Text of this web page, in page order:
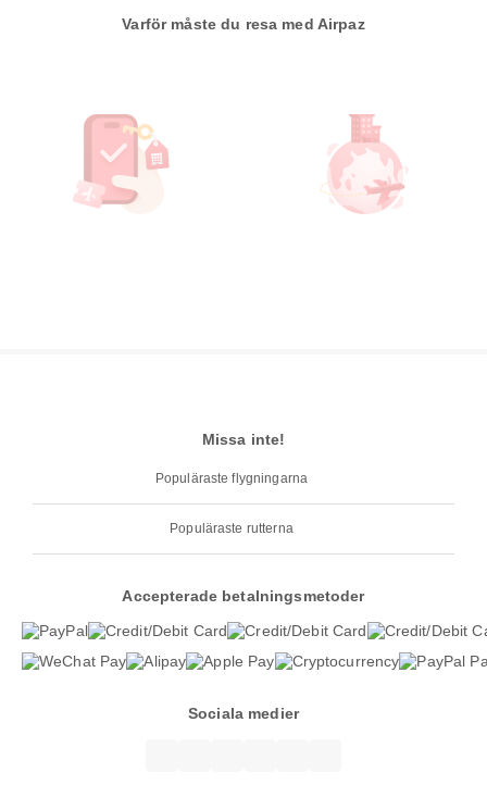
Varför måste du resa med Airpaz
Missa inte!
Populäraste flygningarna
Populäraste rutterna
Accepterade betalningsmetoder
Sociala medier